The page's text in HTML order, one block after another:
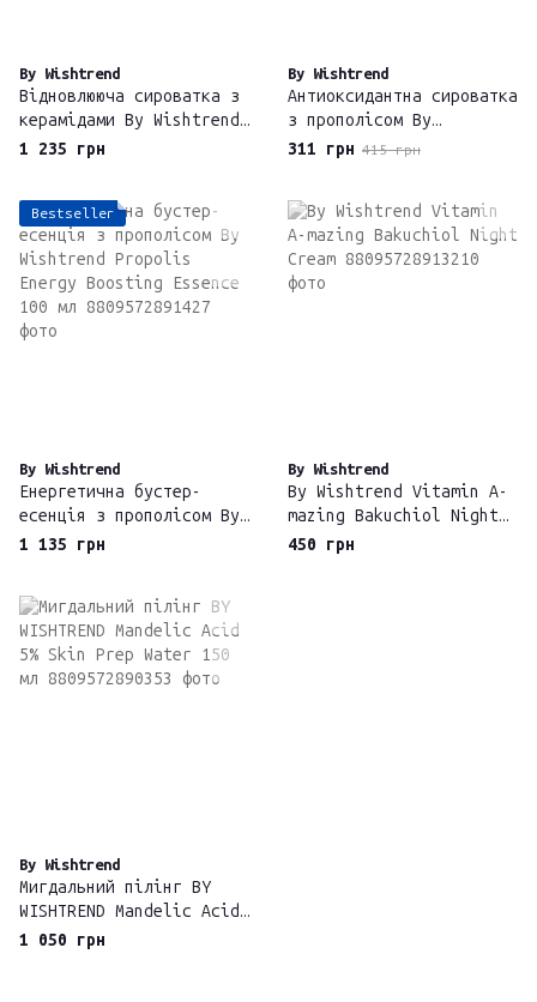
By Wishtrend
Відновлююча сироватка з
керамідами By Wishtrend
Cera-barrier Soothing
1 235 грн
By Wishtrend
Антиоксидантна сироватка
з прополісом By
Wishtrend Propolis
311 грн 415 грн
Bestseller
By Wishtrend
Енергетична бустер-
есенція з прополісом By
Wishtrend Propolis
1 135 грн
By Wishtrend
By Wishtrend Vitamin A-
mazing Bakuchiol Night
Cream
450 грн
By Wishtrend
Мигдальний пілінг BY
WISHTREND Mandelic Acid
5% Skin Prep Water 150
1 050 грн